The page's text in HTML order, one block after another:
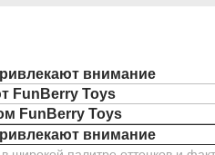
внимание
FunBerry Toys
FunBerry Toys
внимание